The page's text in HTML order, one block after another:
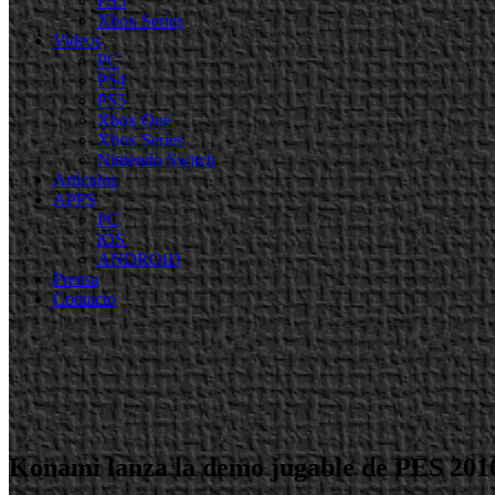
Xbox Series
Videos
PC
PS4
PS5
Xbox One
Xbox Series
Nintendo Switch
Artículos
APPS
PC
iOS
ANDROID
Prensa
Contacto
Konami lanza la demo jugable de PES